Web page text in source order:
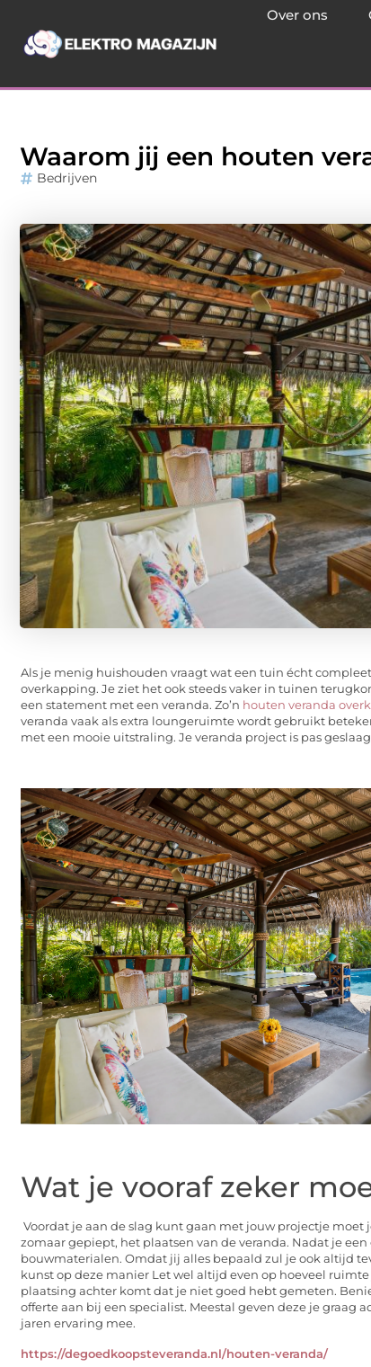
Over ons
Waarom jij een houten
Bedrijven
Als je menig huishouden vraagt wat een tuin écht
overkapping. Je ziet het ook steeds vaker in tuinen
een statement met een veranda. Zo’n houten veranda
veranda vaak als extra loungeruimte wordt gebruikt
met een mooie uitstraling. Je veranda project is pas
Wat je vooraf zeker
Voordat je aan de slag kunt gaan met jouw projectje
zomaar gepiept, het plaatsen van de veranda. Nadat je
bouwmaterialen. Omdat jij alles bepaald zul je ook altijd
kunst op deze manier Let wel altijd even op hoeveel
plaatsing achter komt dat je niet goed hebt gemeten.
offerte aan bij een specialist. Meestal geven deze je graag
jaren ervaring mee.
https://degoedkoopsteveranda.nl/houten-veranda/